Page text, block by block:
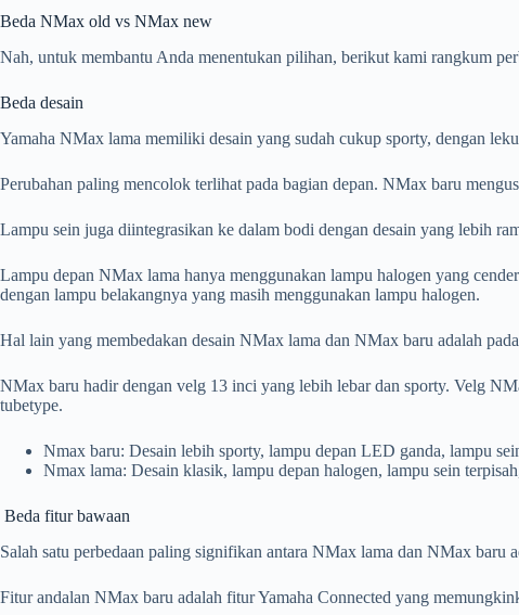
Beda NMax old vs NMax new
Nah, untuk membantu Anda menentukan pilihan, berikut kami rangkum
Beda desain
Yamaha NMax lama memiliki desain yang sudah cukup sporty, dengan
Perubahan paling mencolok terlihat pada bagian depan. NMax baru
Lampu sein juga diintegrasikan ke dalam bodi dengan desain yang lebih
Lampu depan NMax lama hanya menggunakan lampu halogen yang
dengan lampu belakangnya yang masih menggunakan lampu halogen.
Hal lain yang membedakan desain NMax lama dan NMax baru adalah
NMax baru hadir dengan velg 13 inci yang lebih lebar dan sporty. Velg
tubetype.
Nmax baru: Desain lebih sporty, lampu depan LED ganda, lampu
Nmax lama: Desain klasik, lampu depan halogen, lampu sein
Beda fitur bawaan
Salah satu perbedaan paling signifikan antara NMax lama dan NMax
Fitur andalan NMax baru adalah fitur Yamaha Connected yang